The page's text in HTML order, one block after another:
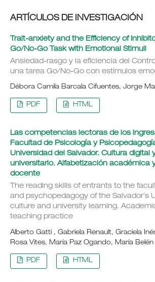
ARTÍCULOS DE INVESTIGACIÓN
Trait-anxiety and the Efficiency of
Go/No-Go Task with Emotional Stimuli
Ansiedad-rasgo y la eficiencia del
una tarea Go/No-Go con estímulos
Débora Camila Barcala Cifuentes, Jorge
PDF HTML
Las competencias lectoras de los
Facultad de Psicología y
Universidad del Salvador. Cultura digital
universitario. Alfabetización académica
docente
The reading skills of entrants to the
and psychopedagogy of the Salvador´s
culture and university learning.
teaching practice
Alberto Gatti , Gabriela Renault, Graciela
Rosa Vites, María Paz Ogando, María
PDF HTML